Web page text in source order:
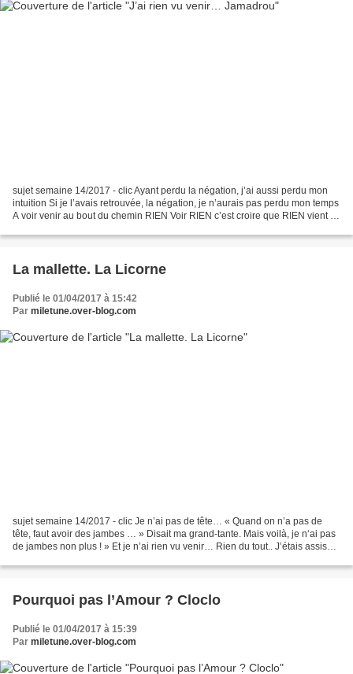
sujet semaine 14/2017 - clic Ayant perdu la négation, j’ai aussi perdu mon
intuition Si je l’avais retrouvée, la négation, je n’aurais pas perdu mon temps
A voir venir au bout du chemin RIEN Voir RIEN c’est croire que RIEN vient à
La mallette. La Licorne
Publié le 01/04/2017 à 15:42
Par miletune.over-blog.com
sujet semaine 14/2017 - clic Je n’ai pas de tête… « Quand on n’a pas de
tête, faut avoir des jambes … » Disait ma grand-tante. Mais voilà, je n‘ai pas
de jambes non plus ! » Et je n’ai rien vu venir… Rien du tout.. J’étais assis
Pourquoi pas l’Amour ? Cloclo
Publié le 01/04/2017 à 15:39
Par miletune.over-blog.com